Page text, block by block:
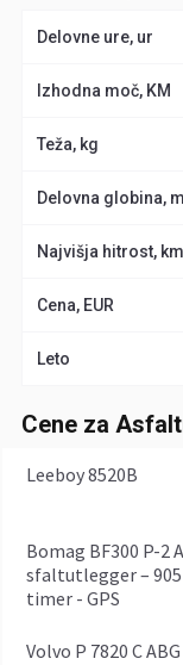
Delovne ure, ur
Izhodna moč, KM
Teža, kg
Delovna globina,
Najvišja hitrost,
Cena, EUR
Leto
Cene za
Leeboy 8520B
Bomag BF300 P-2 A
sfaltutlegger – 905
timer - GPS
Volvo P 7820 C ABG